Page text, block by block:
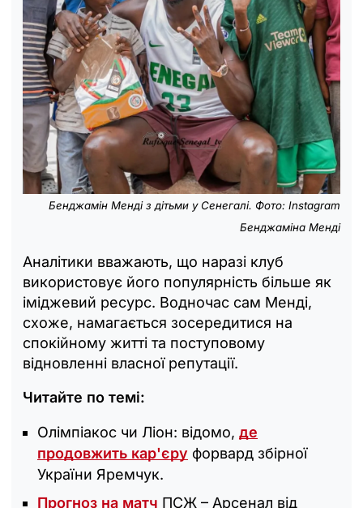
Бенджамін Менді з дітьми у Сенегалі. Фото: Instagram
Бенджаміна Менді
Аналітики вважають, що наразі клуб
використовує його популярність більше як
іміджевий ресурс. Водночас сам Менді,
схоже, намагається зосередитися на
спокійному житті та поступовому
відновленні власної репутації.
Читайте по темі:
Олімпіакос чи Ліон: відомо, де
продовжить кар'єру форвард збірної
України Яремчук.
Прогноз на матч ПСЖ – Арсенал від